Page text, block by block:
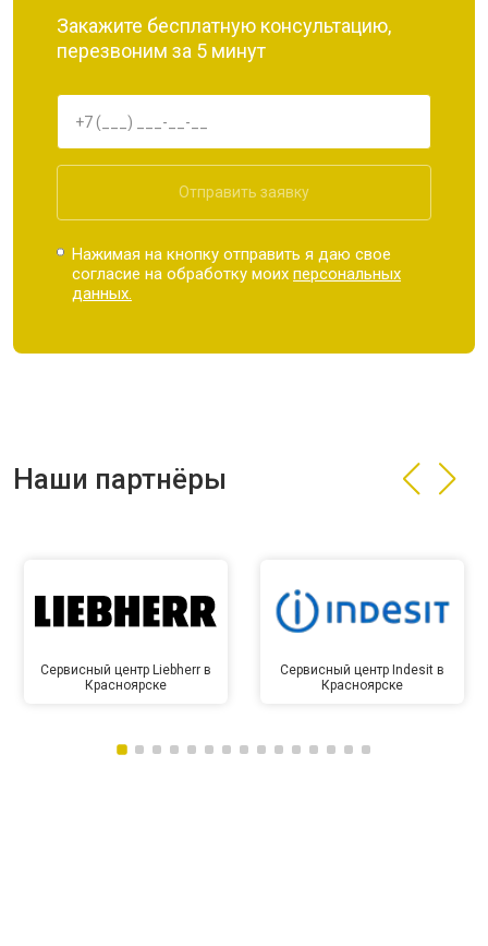
Закажите бесплатную консультацию,
перезвоним за 5 минут
Отправить заявку
Нажимая на кнопку отправить я даю свое
согласие на обработку моихперсональных
данных.
Наши партнёры
Сервисный центр Liebherr в
Красноярске
Сервисный центр Indesit в
Красноярске